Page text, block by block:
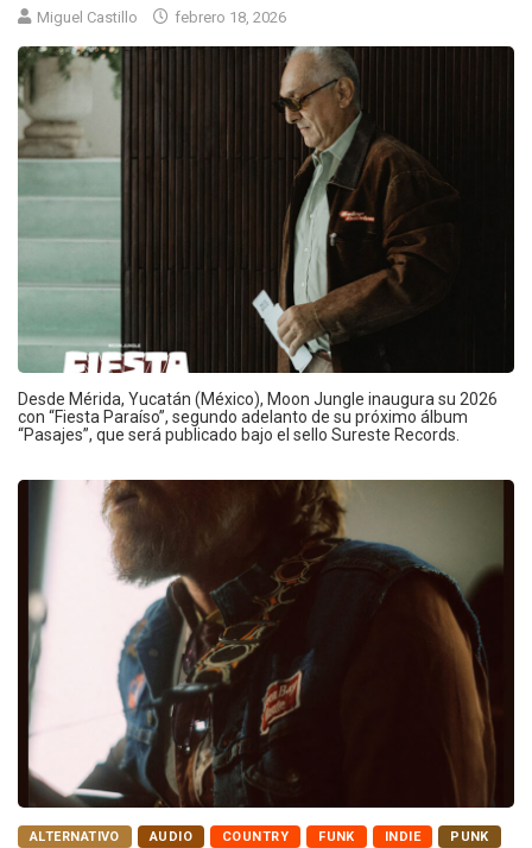
Miguel Castillo febrero 18, 2026
Desde Mérida, Yucatán (México), Moon Jungle inaugura su 2026
con “Fiesta Paraíso”, segundo adelanto de su próximo álbum
“Pasajes”, que será publicado bajo el sello Sureste Records.
ALTERNATIVO AUDIO COUNTRY FUNK INDIE PUNK